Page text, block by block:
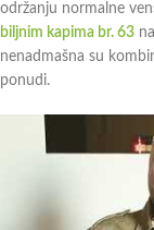
održanju normalne
biljnim kapima br. 63
nenadmašna su
ponudi.